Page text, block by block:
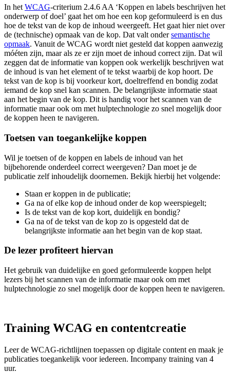
In het WCAG-criterium 2.4.6 AA ‘Koppen en labels beschrijven het
onderwerp of doel’ gaat het om hoe een kop geformuleerd is en dus
hoe de tekst van de kop de inhoud weergeeft. Het gaat hier niet over
de (technische) opmaak van de kop. Dat valt ondersemantische
opmaak. Vanuit de WCAG wordt niet gesteld dat koppen aanwezig
móéten zijn, maar als ze er zijn moet de inhoud correct zijn. Dat wil
zeggen dat de informatie van koppen ook werkelijk beschrijven wat
de inhoud is van het element of te tekst waarbij de kop hoort. De
tekst van de kop is bij voorkeur kort, doeltreffend en bondig zodat
iemand de kop snel kan scannen. De belangrijkste informatie staat
aan het begin van de kop. Dit is handig voor het scannen van de
informatie maar ook om met hulptechnologie zo snel mogelijk door
de koppen heen te navigeren.
Toetsen van toegankelijke koppen
Wil je toetsen of de koppen en labels de inhoud van het
bijbehorende onderdeel correct weergeven? Dan moet je de
publicatie zelf inhoudelijk doornemen. Bekijk hierbij het volgende:
Staan er koppen in de publicatie;
Ga na of elke kop de inhoud onder de kop weerspiegelt;
Is de tekst van de kop kort, duidelijk en bondig?
Ga na of de tekst van de kop zo is opgesteld dat de
belangrijkste informatie aan het begin van de kop staat.
De lezer profiteert hiervan
Het gebruik van duidelijke en goed geformuleerde koppen helpt
lezers bij het scannen van de informatie maar ook om met
hulptechnologie zo snel mogelijk door de koppen heen te navigeren.
Training WCAG en contentcreatie
Leer de WCAG-richtlijnen toepassen op digitale content en maak je
publicaties toegankelijk voor iedereen. Incompany training van 4
uur.